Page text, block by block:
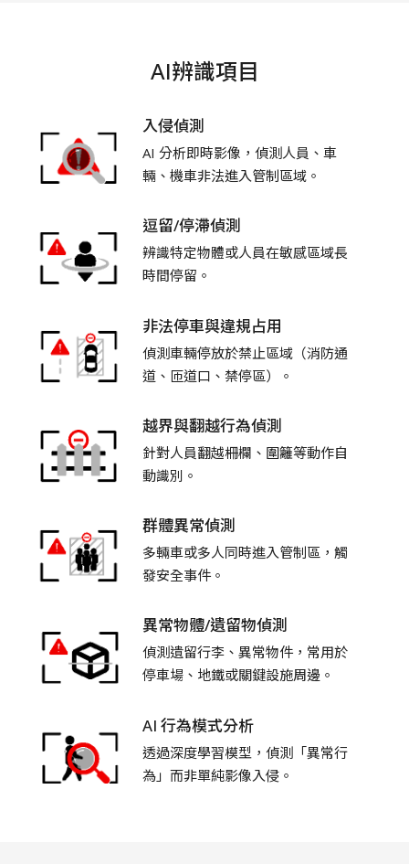
AI辨識項目
入侵偵測
AI 分析即時影像，偵測人員、車
輛、機車非法進入管制區域。
逗留/停滯偵測
辨識特定物體或人員在敏感區域長
時間停留。
非法停車與違規占用
偵測車輛停放於禁止區域（消防通
道、匝道口、禁停區）。
越界與翻越行為偵測
針對人員翻越柵欄、圍籬等動作自
動識別。
群體異常偵測
多輛車或多人同時進入管制區，觸
發安全事件。
異常物體/遺留物偵測
偵測遺留行李、異常物件，常用於
停車場、地鐵或關鍵設施周邊。
AI 行為模式分析
透過深度學習模型，偵測「異常行
為」而非單純影像入侵。